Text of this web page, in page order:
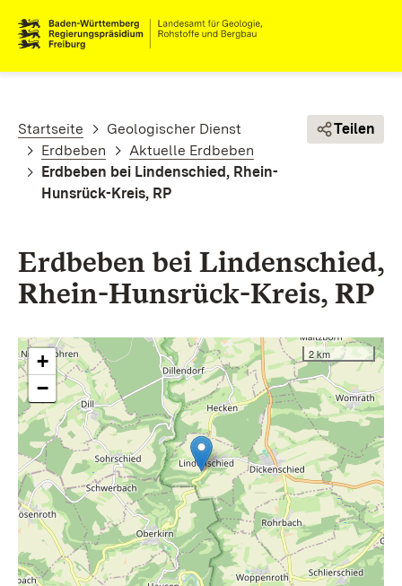
Pfadnavigation
Startseite
Geologischer Dienst
Erdbeben
Aktuelle Erdbeben
Erdbeben bei Lindenschied, Rhein-
Hunsrück-Kreis, RP
Teilen
Erdbeben bei Lindenschied,
Rhein-Hunsrück-Kreis, RP
+
−
2 km